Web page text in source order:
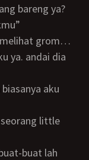
ya. andai dia